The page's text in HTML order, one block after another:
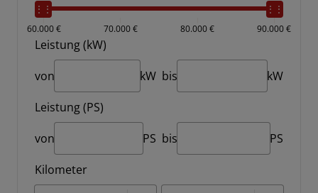
60.000 € 70.000 € 80.000 € 90.000 €
Leistung (kW)
von
kW bis
kW
Leistung (PS)
von
PS bis
PS
Kilometer